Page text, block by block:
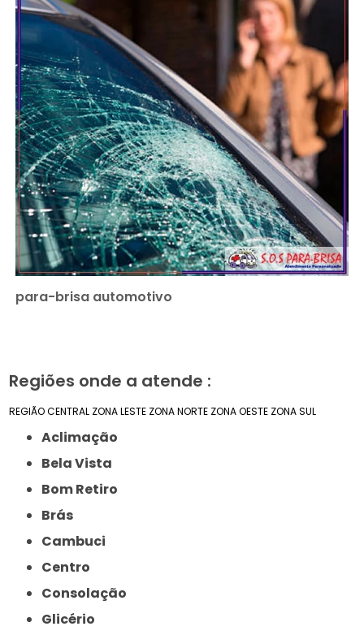
para-brisa automotivo
Regiões onde a atende :
REGIÃO CENTRAL ZONA LESTE ZONA NORTE ZONA OESTE ZONA SUL
Aclimação
Bela Vista
Bom Retiro
Brás
Cambuci
Centro
Consolação
Glicério